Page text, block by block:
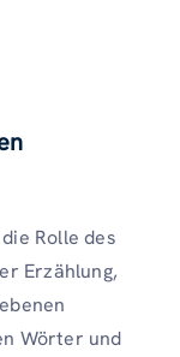
Rolle des
Erzählung,
Wörter und